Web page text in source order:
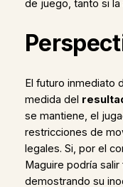
de juego, tanto si
El futuro inmediato
medida del
se mantiene, el
restricciones de
legales. Si, por el
Maguire podría
demostrando su